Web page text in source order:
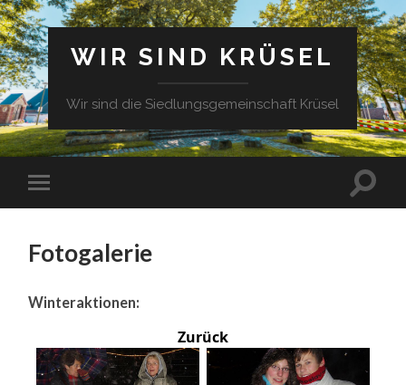
WIR SIND KRÜSEL
Wir sind die Siedlungsgemeinschaft Krüsel
Fotogalerie
Winteraktionen:
Zurück